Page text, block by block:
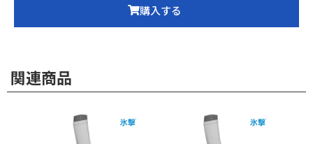
購入する
関連商品